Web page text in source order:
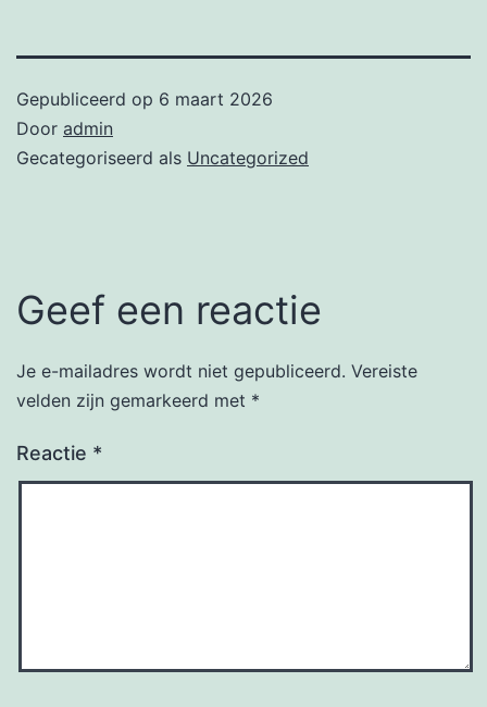
Gepubliceerd op 6 maart 2026
Door admin
Gecategoriseerd als Uncategorized
Geef een reactie
Je e-mailadres wordt niet gepubliceerd. Vereiste
velden zijn gemarkeerd met *
Reactie *